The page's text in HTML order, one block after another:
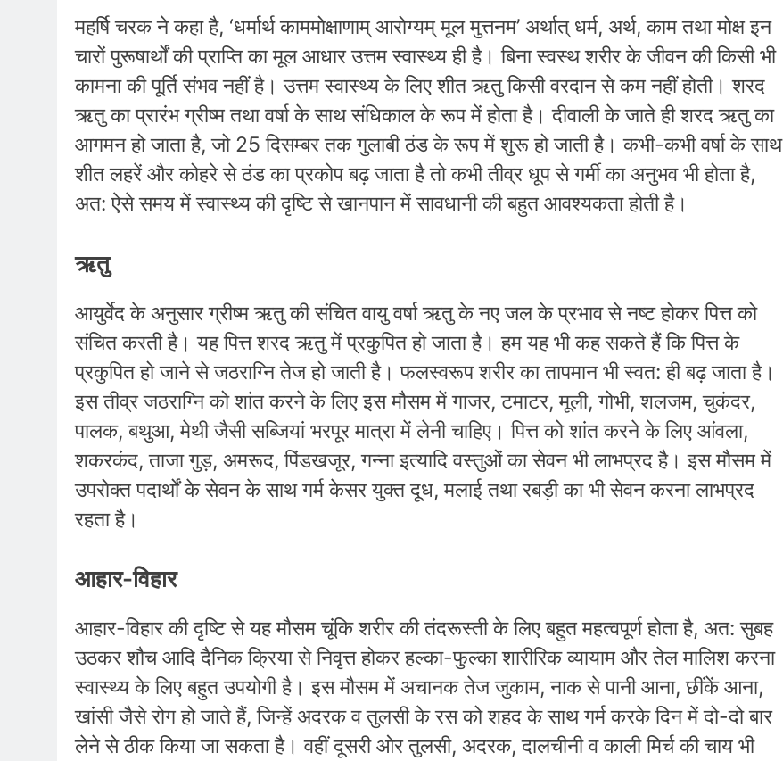
महर्षि चरक ने कहा है, ‘धर्मार्थ काममोक्षाणाम् आरोग्यम् मूल मुत्तनम’ अर्थात् धर्म, अर्थ, काम तथा मोक्ष इन
चारों पुरूषार्थों की प्राप्ति का मूल आधार उत्तम स्वास्थ्य ही है। बिना स्वस्थ शरीर के जीवन की किसी भी
कामना की पूर्ति संभव नहीं है। उत्तम स्वास्थ्य के लिए शीत ऋतु किसी वरदान से कम नहीं होती। शरद
ऋतु का प्रारंभ ग्रीष्म तथा वर्षा के साथ संधिकाल के रूप में होता है। दीवाली के जाते ही शरद ऋतु का
आगमन हो जाता है, जो 25 दिसम्बर तक गुलाबी ठंड के रूप में शुरू हो जाती है। कभी-कभी वर्षा के साथ
शीत लहरें और कोहरे से ठंड का प्रकोप बढ़ जाता है तो कभी तीव्र धूप से गर्मी का अनुभव भी होता है,
अत: ऐसे समय में स्वास्थ्य की दृष्टि से खानपान में सावधानी की बहुत आवश्यकता होती है।
ऋतु
आयुर्वेद के अनुसार ग्रीष्म ऋतु की संचित वायु वर्षा ऋतु के नए जल के प्रभाव से नष्ट होकर पित्त को
संचित करती है। यह पित्त शरद ऋतु में प्रकुपित हो जाता है। हम यह भी कह सकते हैं कि पित्त के
प्रकुपित हो जाने से जठराग्नि तेज हो जाती है। फलस्वरूप शरीर का तापमान भी स्वत: ही बढ़ जाता है।
इस तीव्र जठराग्नि को शांत करने के लिए इस मौसम में गाजर, टमाटर, मूली, गोभी, शलजम, चुकंदर,
पालक, बथुआ, मेथी जैसी सब्जियां भरपूर मात्रा में लेनी चाहिए। पित्त को शांत करने के लिए आंवला,
शकरकंद, ताजा गुड़, अमरूद, पिंडखजूर, गन्ना इत्यादि वस्तुओं का सेवन भी लाभप्रद है। इस मौसम में
उपरोक्त पदार्थों के सेवन के साथ गर्म केसर युक्त दूध, मलाई तथा रबड़ी का भी सेवन करना लाभप्रद
रहता है।
आहार-विहार
आहार-विहार की दृष्टि से यह मौसम चूंकि शरीर की तंदरूस्ती के लिए बहुत महत्वपूर्ण होता है, अत: सुबह
उठकर शौच आदि दैनिक क्रिया से निवृत्त होकर हल्का-फुल्का शारीरिक व्यायाम और तेल मालिश करना
स्वास्थ्य के लिए बहुत उपयोगी है। इस मौसम में अचानक तेज जुकाम, नाक से पानी आना, छींकें आना,
खांसी जैसे रोग हो जाते हैं, जिन्हें अदरक व तुलसी के रस को शहद के साथ गर्म करके दिन में दो-दो बार
लेने से ठीक किया जा सकता है। वहीं दूसरी ओर तुलसी, अदरक, दालचीनी व काली मिर्च की चाय भी